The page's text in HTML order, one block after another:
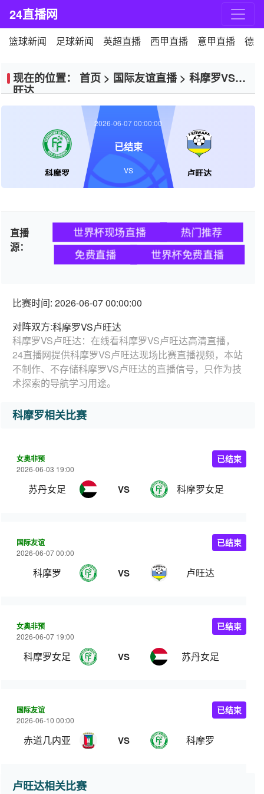
24直播网
篮球新闻 足球新闻 英超直播 西甲直播 意甲直播 德
现在的位置： 首页 > 国际友谊直播> 科摩罗VS卢
旺达
科摩罗 卢旺达
2026-06-07 00:00:00
已结束
VS
直播
源：
世界杯现场直播
热门推荐
免费直播
世界杯免费直播
比赛时间: 2026-06-07 00:00:00
对阵双方:科摩罗VS卢旺达
科摩罗VS卢旺达：在线看科摩罗VS卢旺达高清直播，
24直播网提供科摩罗VS卢旺达现场比赛直播视频，本站
不制作、不存储科摩罗VS卢旺达的直播信号，只作为技
术探索的导航学习用途。
科摩罗相关比赛
女奥非预
2026-06-03 19:00
苏丹女足 VS 科摩罗女足
已结束
国际友谊
2026-06-07 00:00
科摩罗 VS 卢旺达
已结束
女奥非预
2026-06-07 19:00
科摩罗女足 VS 苏丹女足
已结束
国际友谊
2026-06-10 00:00
赤道几内亚 VS 科摩罗
已结束
卢旺达相关比赛